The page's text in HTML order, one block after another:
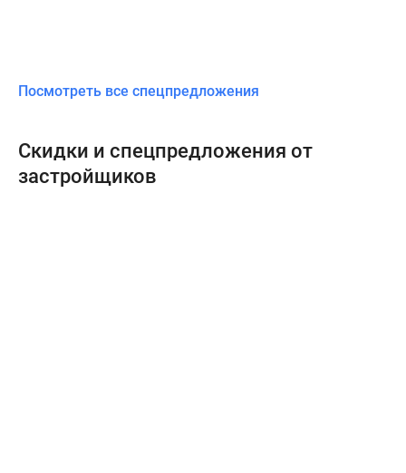
Посмотреть все спецпредложения
Скидки и спецпредложения от
застройщиков